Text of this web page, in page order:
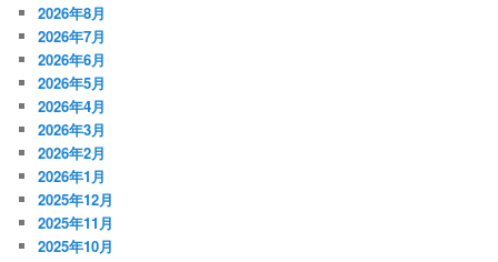
2026年8月
2026年7月
2026年6月
2026年5月
2026年4月
2026年3月
2026年2月
2026年1月
2025年12月
2025年11月
2025年10月